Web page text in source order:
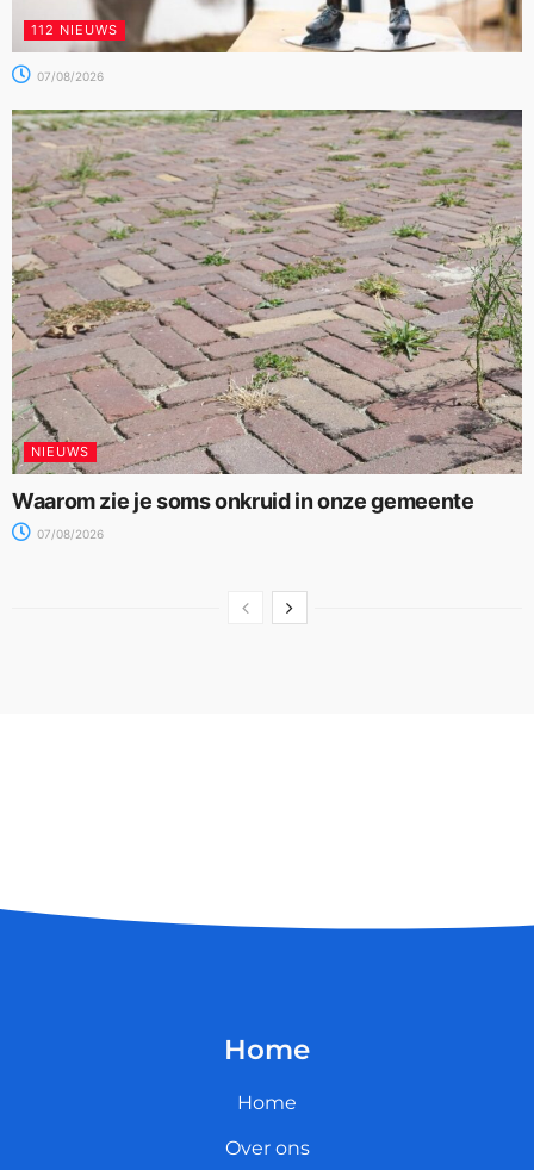
112 NIEUWS
07/08/2026
NIEUWS
Waarom zie je soms onkruid in onze gemeente
07/08/2026
Home
Home
Over ons